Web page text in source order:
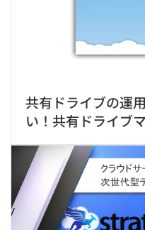
共有ドライブの運
い！共有ドライブ